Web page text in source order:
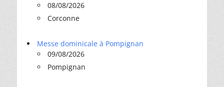
08/08/2026
Corconne
Messe dominicale à Pompignan
09/08/2026
Pompignan